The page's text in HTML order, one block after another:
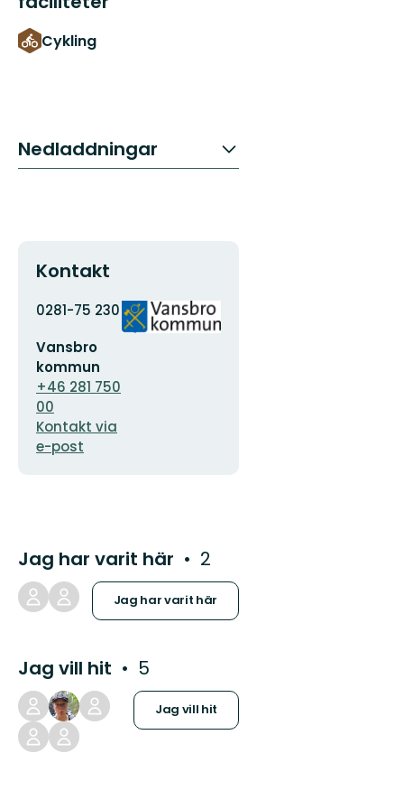
Cykling
Nedladdningar
Kontakt
Adress
0281-75 230
postadress
Vansbro
kommun
+46 281 750
00
Kontakt via
e-post
Organisationens
logotyp
Jag har varit här 2
Jag har varit här
Jag vill hit 5
Jag vill hit